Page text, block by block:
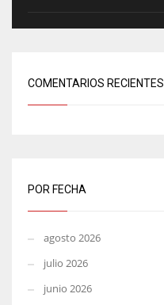
COMENTARIOS RECIENTES
POR FECHA
agosto 2026
julio 2026
junio 2026